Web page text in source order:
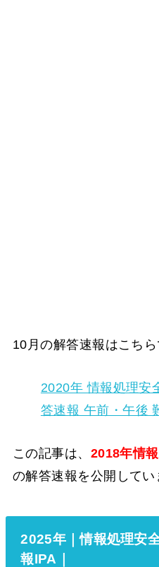
10月の解答速報はこち
2020年 情報処理安
答速報 午前・午後
この記事は、 2018年情
の解答速報を公開してい
2025年｜情報処理安
報IPA｜